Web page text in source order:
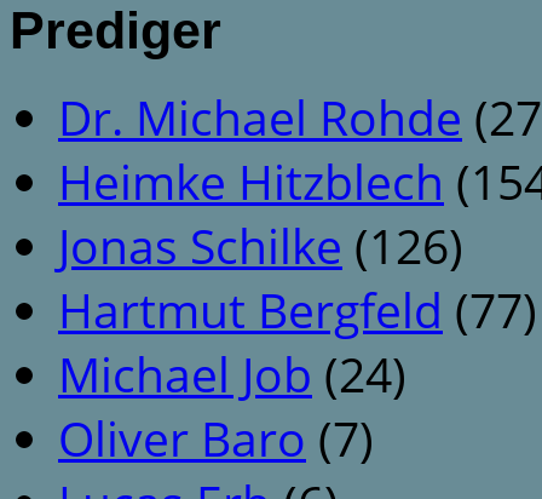
Prediger
Dr. Michael Rohde
Heimke Hitzblech
Jonas Schilke (126)
Hartmut Bergfeld (77)
Michael Job (24)
Oliver Baro (7)